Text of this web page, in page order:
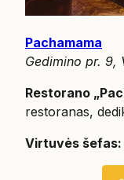
Pachamama
Gedimino pr. 9,
Restorano
restoranas,
Virtuvės šefas: